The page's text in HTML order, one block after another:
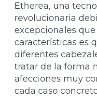
Etherea, una
revolucionaria
excepcionales
características es
diferentes
tratar de la forma
afecciones muy
cada caso